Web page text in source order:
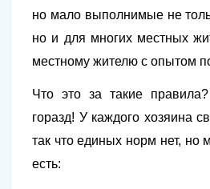
но мало выполнимые не
но и для многих местных
местному жителю с опытом
Что это за такие
горазд! У каждого хозяина
так что единых норм нет, но
есть: